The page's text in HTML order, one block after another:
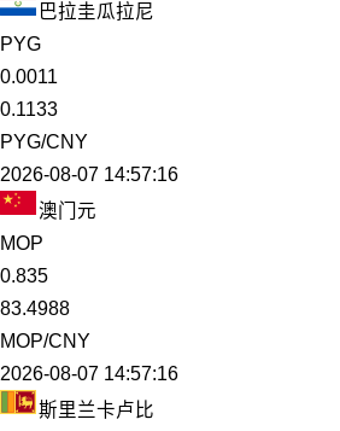
巴拉圭瓜拉尼
PYG
0.0011
0.1133
PYG/CNY
2026-08-07 14:57:16
澳门元
MOP
0.835
83.4988
MOP/CNY
2026-08-07 14:57:16
斯里兰卡卢比